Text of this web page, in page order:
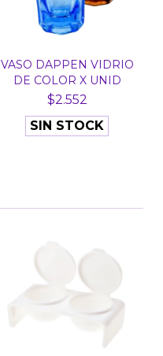
VASO DAPPEN VIDRIO
DE COLOR X UNID
$2.552
SIN STOCK